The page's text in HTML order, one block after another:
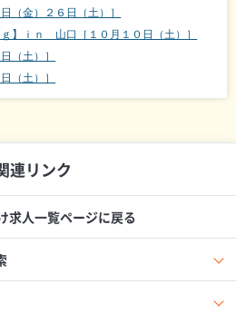
（金）２６日（土）］
ｇ】ｉｎ 山口［１０月１０日（土）］
（土）］
（土）］
連リンク
求人一覧ページに戻る